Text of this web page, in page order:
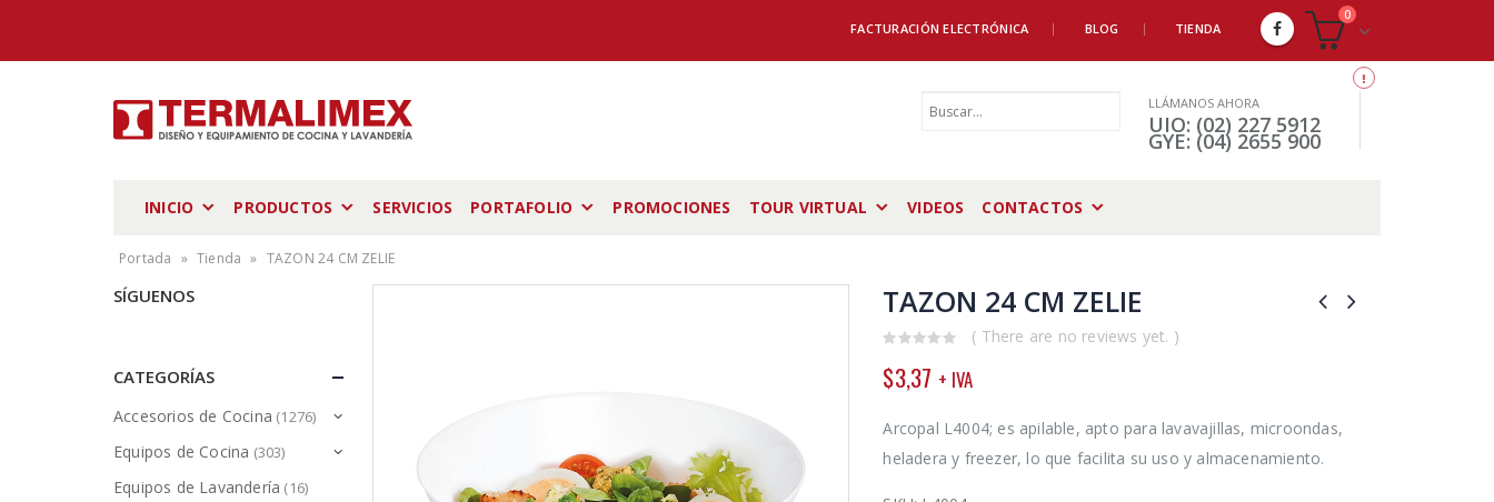
FACTURACIÓN ELECTRÓNICA BLOG TIENDA
0
LLÁMANOS AHORA
UIO: (02) 227 5912
GYE: (04) 2655 900
INICIO PRODUCTOS SERVICIOS PORTAFOLIO PROMOCIONES TOUR VIRTUAL VIDEOS CONTACTOS
Portada » Tienda » TAZON 24 CM ZELIE
TAZON 24 CM ZELIE
out
of
( There are no reviews yet. )
$3,37 + IVA
Arcopal L4004; es apilable, apto para lavavajillas, microondas,
heladera y freezer, lo que facilita su uso y almacenamiento.
SÍGUENOS
CATEGORÍAS
Accesorios de Cocina (1276)
Equipos de Cocina (303)
Equipos de Lavandería (16)